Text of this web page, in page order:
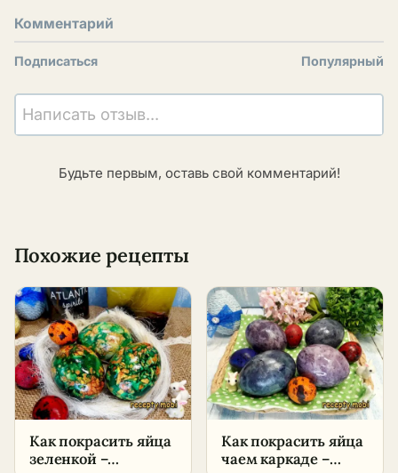
Комментарий
Подписаться Популярный
Написать отзыв...
Будьте первым, оставь свой комментарий!
Похожие рецепты
Как покрасить яйца
зеленкой –
Как покрасить яйца
чаем каркаде –